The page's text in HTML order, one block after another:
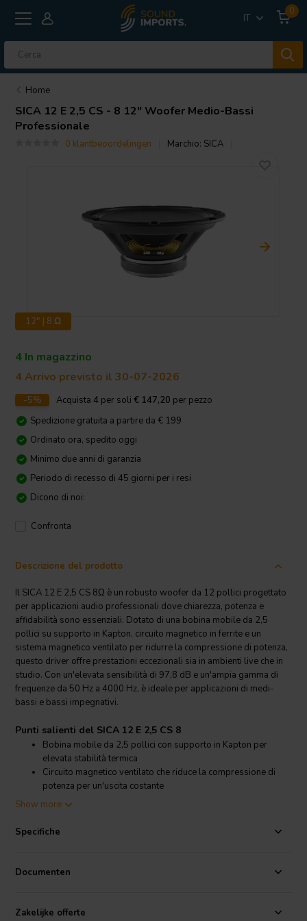
IT
0
Home
SICA 12 E 2,5 CS - 8 12" Woofer Medio-Bassi
Professionale
0 klantbeoordelingen Marchio: SICA
12" | 8 Ω
4 In magazzino
4 Arrivo previsto il 30-07-2026
-5% Acquista4 per soli € 147,20 per pezzo
Spedizione gratuita a partire da € 199
Ordinato ora, spedito oggi
Minimo due anni di garanzia
Periodo di recesso di 45 giorni per i resi
Dicono di noi:
Confronta
Descrizione del prodotto
Il SICA 12 E 2,5 CS 8Ω è un robusto woofer da 12 pollici progettato
per applicazioni audio professionali dove chiarezza, potenza e
affidabilità sono essenziali. Dotato di una bobina mobile da 2,5
pollici su supporto in Kapton, circuito magnetico in ferrite e un
sistema magnetico ventilato per ridurre la compressione di potenza,
questo driver offre prestazioni eccezionali sia in ambienti live che in
studio. Con un'elevata sensibilità di 97,8 dB e un'ampia gamma di
frequenze da 50 Hz a 4000 Hz, è ideale per applicazioni di medi-
bassi e bassi impegnativi.
Punti salienti del SICA 12 E 2,5 CS 8
Bobina mobile da 2,5 pollici con supporto in Kapton per
elevata stabilità termica
Circuito magnetico ventilato che riduce la compressione di
potenza per un'uscita costante
Alta sensibilità di 97,8 dB per una riproduzione sonora
Ampia risposta in frequenza da 50 Hz a 4000 Hz per un
Dettagli prodotto SICA 12 E 2,5 CS 8
Questo woofer da 12 pollici fa parte della serie professionale di
Show more
Specifiche
Documenten
Zakelijke offerte